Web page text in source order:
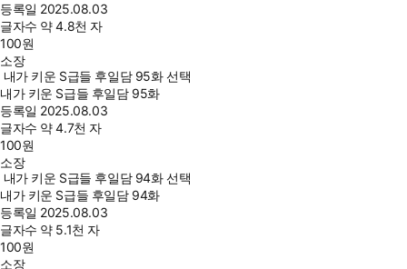
등록일 2025.08.03
글자수 약 4.8천 자
100원
소장
내가 키운 S급들 후일담 95화 선택
내가 키운 S급들 후일담 95화
등록일 2025.08.03
글자수 약 4.7천 자
100원
소장
내가 키운 S급들 후일담 94화 선택
내가 키운 S급들 후일담 94화
등록일 2025.08.03
글자수 약 5.1천 자
100원
소장